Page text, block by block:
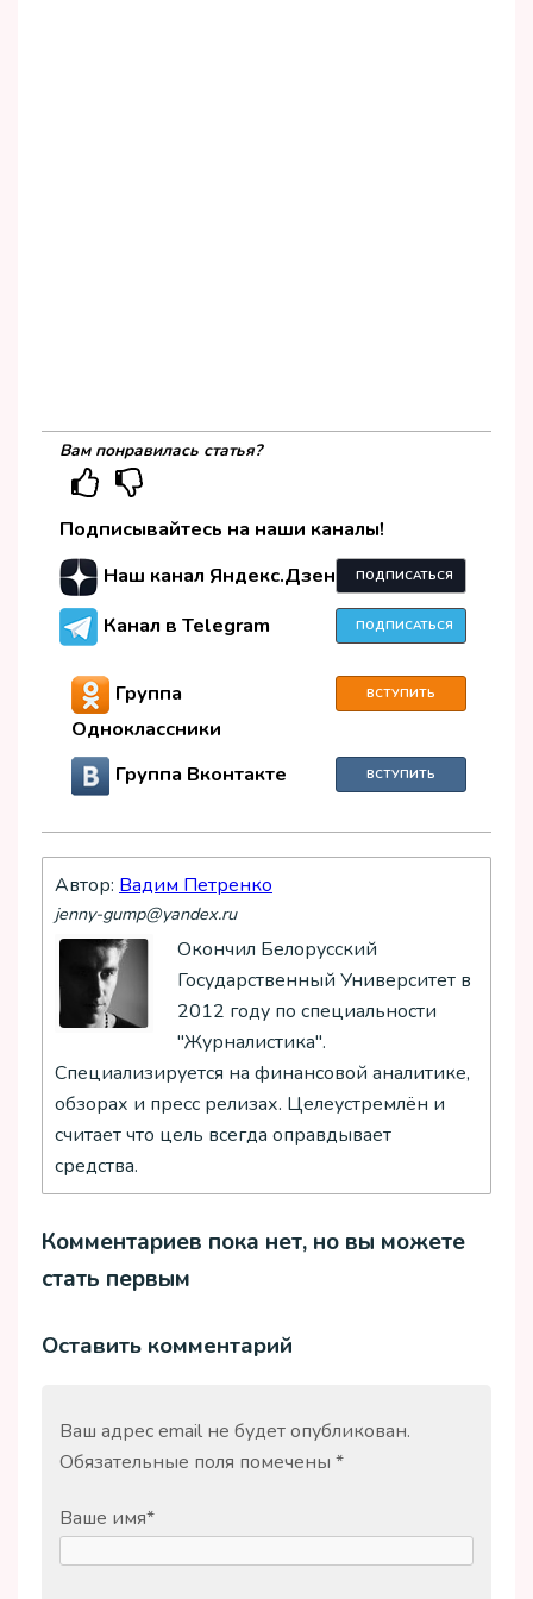
Вам понравилась статья?
Подписывайтесь на наши каналы!
Наш канал Яндекс.Дзен
ПОДПИСАТЬСЯ
Канал в Telegram ПОДПИСАТЬСЯ
Группа
Одноклассники
ВСТУПИТЬ
Группа Вконтакте ВСТУПИТЬ
Автор: Вадим Петренко
jenny-gump@yandex.ru
Окончил Белорусский
Государственный Университет в
2012 году по специальности
"Журналистика".
Специализируется на финансовой аналитике,
обзорах и пресс релизах. Целеустремлён и
считает что цель всегда оправдывает
средства.
Комментариев пока нет, но вы можете
стать первым
Оставить комментарий
Ваш адрес email не будет опубликован.
Обязательные поля помечены *
Ваше имя*